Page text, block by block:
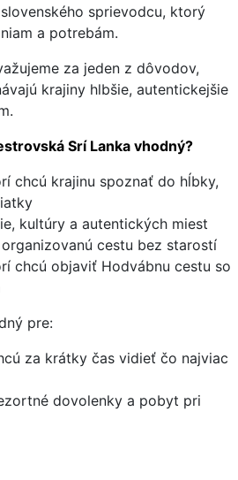
sprievodcu, ktorý
a potrebám.
za jeden z dôvodov,
krajiny hlbšie, autentickejšie
Srí Lanka vhodný?
chcú krajinu spoznať do hĺbky,
kultúry a autentických miest
cestu bez starostí
chcú objaviť Hodvábnu cestu so
pre:
za krátky čas vidieť čo najviac
dovolenky a pobyt pri